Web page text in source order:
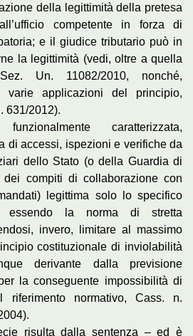
della legittimità della pretesa
competente in forza di
e il giudice tributario può in
la legittimità (vedi, oltre a quella
Un. 11082/2010, nonché,
varie applicazioni del principio,
631/2012).
caratterizzata,
di accessi, ispezioni e verifiche da
dello Stato (o della Guardia di
dei compiti di collaborazione con
legittima solo lo specifico
essendo la norma di stretta
invero, limitare al massimo
costituzionale di inviolabilità
derivante dalla previsione
la conseguente impossibilità di
riferimento normativo, Cass. n.
risulta dalla sentenza – ed è